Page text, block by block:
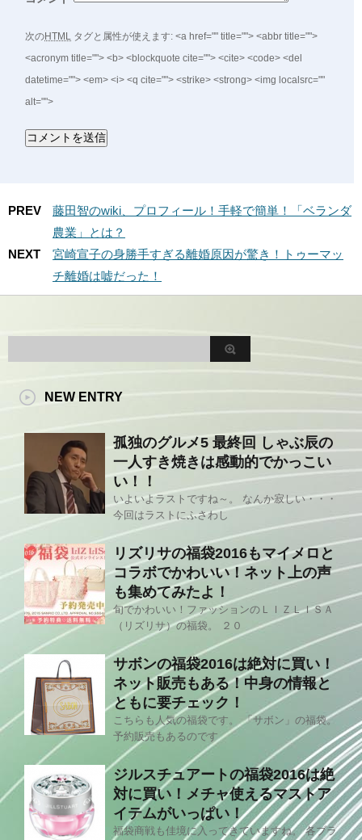
次のHTML タグと属性が使えます: <a href="" title=""> <abbr title="">
<acronym title=""> <b> <blockquote cite=""> <cite> <code> <del
datetime=""> <em> <i> <q cite=""> <strike> <strong> <img localsrc=""
alt="">
PREV
藤田智のwiki、プロフィール！手軽で簡単！「ベランダ
農業」とは？
NEXT
宮崎宣子の身勝手すぎる離婚原因が驚き！トゥーマッ
チ離婚は嘘だった！
NEW ENTRY
孤独のグルメ5 最終回 しゃぶ辰の
一人すき焼きは感動的でかっこい
い！！
いよいよラストですね～。 なんか寂しい・・・
今回はラストにふさわし
リズリサの福袋2016もマイメロと
コラボでかわいい！ネット上の声
も集めてみたよ！
旬でかわいい！ファッションのＬＩＺＬＩＳＡ
（リズリサ）の福袋。 ２０
サボンの福袋2016は絶対に買い！
ネット販売もある！中身の情報と
ともに要チェック！
こちらも人気の福袋です。 「サボン」の福袋。
予約販売もあるのです
ジルスチュアートの福袋2016は絶
対に買い！メチャ使えるマストア
イテムがいっぱい！
福袋商戦も佳境に入ってきていますね。 各ブラ